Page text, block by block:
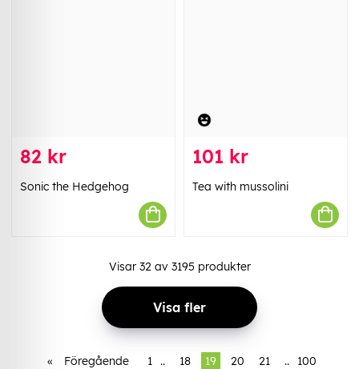
82 kr
Sonic the Hedgehog
101 kr
Tea with mussolini
Visar 32av 3195 produkter
Visa fler
« Föregående 1 .. 18 19 20 21 ..
100